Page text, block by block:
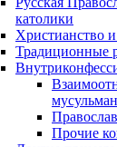
католики
Христианство
Традиционные
Прочие